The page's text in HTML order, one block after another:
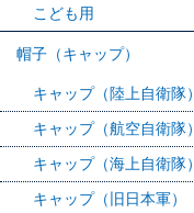
こども用
帽子（キャップ）
キャップ（陸上自衛隊）
キャップ（航空自衛隊）
キャップ（海上自衛隊）
キャップ（旧日本軍）